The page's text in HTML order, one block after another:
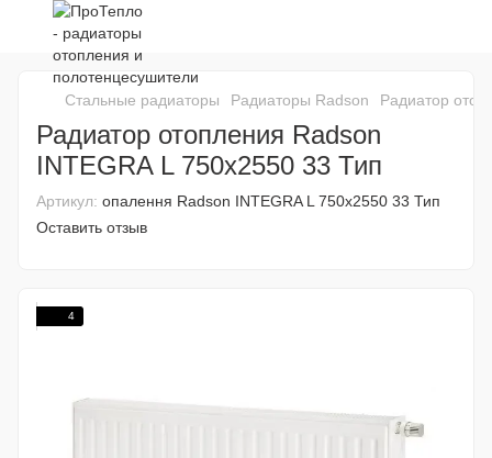
Стальные радиаторы Радиаторы Radson Радиатор
Радиатор отопления Radson
INTEGRA L 750x2550 33 Тип
Артикул: опалення Radson INTEGRA L 750x2550 33 Тип
Оставить отзыв
4